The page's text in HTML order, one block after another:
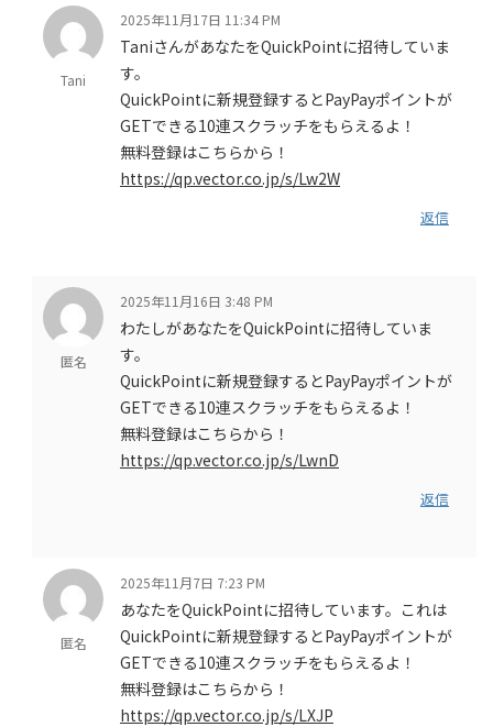
Tani
2025年11月17日 11:34 PM
TaniさんがあなたをQuickPointに招待していま
す。
QuickPointに新規登録するとPayPayポイントが
GETできる10連スクラッチをもらえるよ！
無料登録はこちらから！
https://qp.vector.co.jp/s/Lw2W
返信
匿名
2025年11月16日 3:48 PM
わたしがあなたをQuickPointに招待していま
す。
QuickPointに新規登録するとPayPayポイントが
GETできる10連スクラッチをもらえるよ！
無料登録はこちらから！
https://qp.vector.co.jp/s/LwnD
返信
匿名
2025年11月7日 7:23 PM
あなたをQuickPointに招待しています。これは
QuickPointに新規登録するとPayPayポイントが
GETできる10連スクラッチをもらえるよ！
無料登録はこちらから！
https://qp.vector.co.jp/s/LXJP